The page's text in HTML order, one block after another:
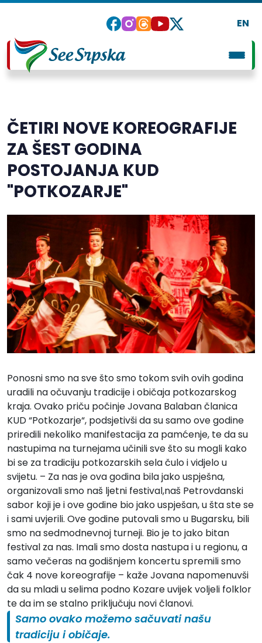
EN
ČETIRI NOVE KOREOGRAFIJE
ZA ŠEST GODINA
POSTOJANJA KUD
"POTKOZARJE"
Ponosni smo na sve što smo tokom svih ovih godina
uradili na očuvanju tradicije i običaja potkozarskog
kraja. Ovako priču počinje Jovana Balaban članica
KUD “Potkozarje“, podsjetivši da su samo ove godine
priredili nekoliko manifestacija za pamćenje, te da su
nastupima na turnejama učinili sve što su mogli kako
bi se za tradiciju potkozarskih sela čulo i vidjelo u
svijetu. – Za nas je ova godina bila jako uspješna,
organizovali smo naš ljetni festival,naš Petrovdanski
sabor koji je i ove godine bio jako uspješan, u šta ste se
i sami uvjerili. Ove godine putovali smo u Bugarsku, bili
smo na sedmodnevnoj turneji. Bio je to jako bitan
festival za nas. Imali smo dosta nastupa i u regionu, a
samo večeras na godišnjem koncertu spremili smo
čak 4 nove koreografije – kaže Jovana napomenuvši
da su mladi u selima podno Kozare uvijek voljeli folklor
te da im se stalno priključuju novi članovi.
Samo ovako možemo sačuvati našu
tradiciju i običaje.